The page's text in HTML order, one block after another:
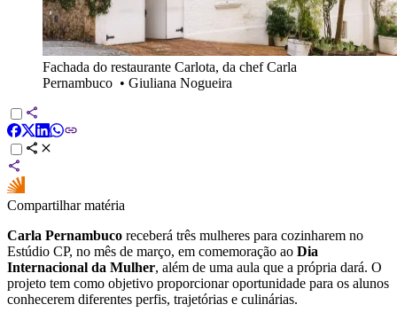
Fachada do restaurante Carlota, da chef Carla
Pernambuco • Giuliana Nogueira
Compartilhar matéria
Carla Pernambuco receberá três mulheres para cozinharem no
Estúdio CP, no mês de março, em comemoração ao Dia
Internacional da Mulher, além de uma aula que a própria dará. O
projeto tem como objetivo proporcionar oportunidade para os alunos
conhecerem diferentes perfis, trajetórias e culinárias.